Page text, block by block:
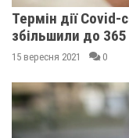
Термін дії
збільшили до 365
15 вересня 2021 0